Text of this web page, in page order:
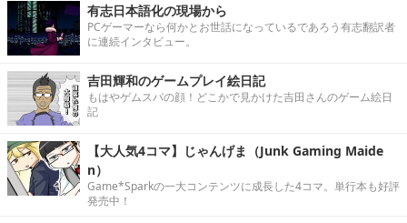
有志日本語化の現場から
PCゲーマーなら何かとお世話になっているであろう有志翻訳者
に連続インタビュー。
吉田輝和のゲームプレイ絵日記
もはやゲムスパの顔！どこかで見かけた吉田さんのゲーム絵日
記
【大人気4コマ】じゃんげま（Junk Gaming Maide
n）
Game*Sparkの一大コンテンツに成長した4コマ。単行本も好評
発売中！